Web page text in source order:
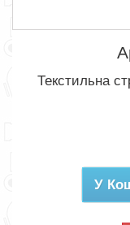
Текстильна
У